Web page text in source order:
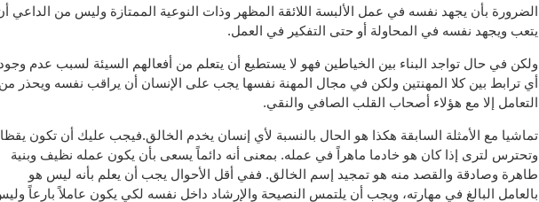
الضرورة بأن يجهد نفسه في عمل الألبسة اللائقة المظهر وذات النوعية الممتازة وليس من الداعي
يتعب ويجهد نفسه في المحاولة أو حتى التفكير في العمل.
ولكن في حال تواجد البناء بين الخياطين فهو لا يستطيع أن يتعلم من أفعالهم السيئة لسبب عدم
أي ترابط بين كلا المهنتين ولكن في مجال المهنة نفسها يجب على الإنسان أن يراقب نفسه ويحذر
التعامل إلا مع هؤلاء أصحاب القلب الصافي والنقي.
تماشيا مع الأمثلة السابقة هكذا هو الحال بالنسبة لأي إنسان يخدم الخالق.فيجب عليك أن تكون يقظا
وتحترس لترى إذا كان هو خادما ماهراً في عمله. بمعنى أنه دائماً يسعى بأن يكون عمله نظيف وبنية
طاهرة وصادقة والقصد منه هو تمجيد إسم الخالق. ففي أقل الأحوال يجب أن يعلم بأنه ليس هو
بالعامل البالغ في مهارته، ويجب أن يلتمس النصيحة والإرشاد داخل نفسه لكي يكون عاملاً بارعاً